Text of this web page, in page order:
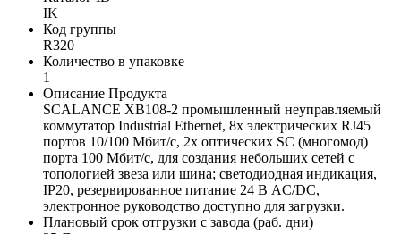
IK
Код группы
R320
Количество в упаковке
1
Описание Продукта
SCALANCE XB108-2 промышленный неуправляемый
коммутатор Industrial Ethernet, 8x электрических RJ45
портов 10/100 Мбит/с, 2x оптических SC (многомод)
порта 100 Мбит/с, для создания небольших сетей с
топологией звеза или шина; светодиодная индикация,
IP20, резервированное питание 24 В AC/DC,
электронное руководство доступно для загрузки.
Плановый срок отгрузки с завода (раб. дни)